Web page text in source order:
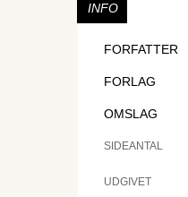
INFO
FORFATTER
FORLAG
OMSLAG
SIDEANTAL
UDGIVET